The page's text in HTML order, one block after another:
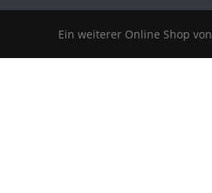
Ein weiterer Online Shop von